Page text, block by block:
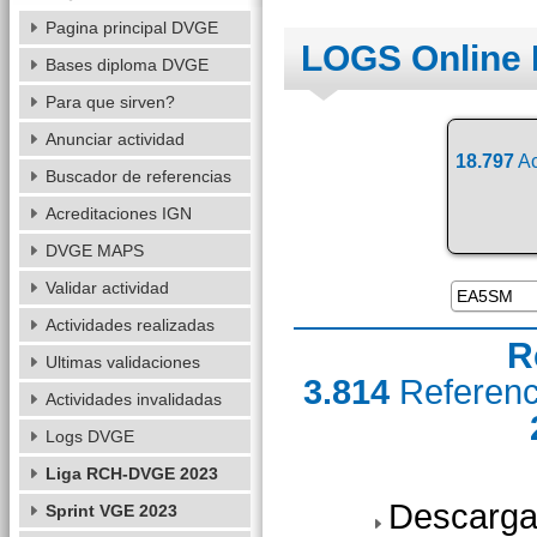
LOGS Online
18.797
3.814
Pagina principal DVGE
Bases diploma DVGE
Para que sirven?
Anunciar actividad
Buscador de referencias
Acreditaciones IGN
DVGE MAPS
Validar actividad
Actividades realizadas
Ultimas validaciones
Actividades invalidadas
Logs DVGE
Liga RCH-DVGE 2023
Sprint VGE 2023